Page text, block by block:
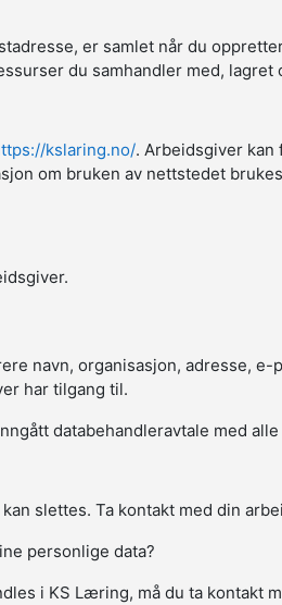
er samlet når du
du samhandler med,
kslaring.no/. Arbeidsgiver kan
om bruken av nettstedet
navn, organisasjon, adresse,
har tilgang til.
databehandleravtale med
slettes. Ta kontakt med din
personlige data?
i KS Læring, må du ta kontakt